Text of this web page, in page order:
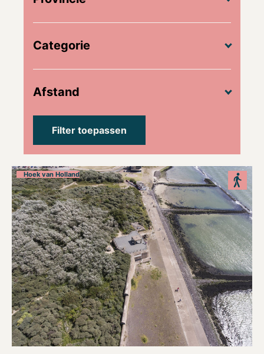
Categorie
Afstand
Hoek van Holland